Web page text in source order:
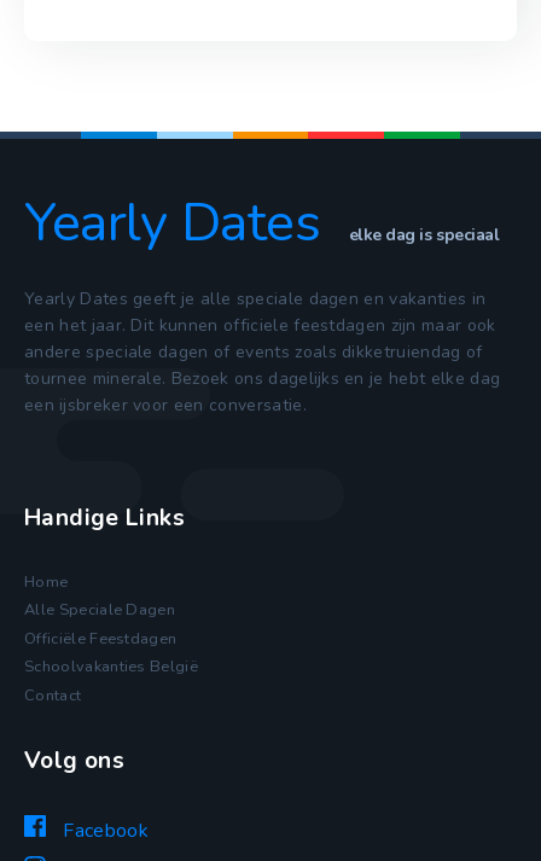
Yearly Dates elke dag is speciaal
Yearly Dates geeft je alle speciale dagen en vakanties in
een het jaar. Dit kunnen officiele feestdagen zijn maar ook
andere speciale dagen of events zoals dikketruiendag of
tournee minerale. Bezoek ons dagelijks en je hebt elke dag
een ijsbreker voor een conversatie.
Handige Links
Home
Alle Speciale Dagen
Officiële Feestdagen
Schoolvakanties België
Contact
Volg ons
Facebook